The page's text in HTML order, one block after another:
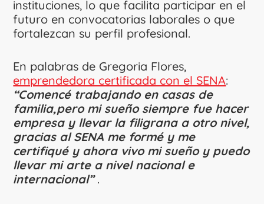
instituciones, lo que facilita participar en el
futuro en convocatorias laborales o que
fortalezcan su perfil profesional.
En palabras de Gregoria Flores,
emprendedora certificada con el SENA:
“Comencé trabajando en casas de
familia,pero mi sueño siempre fue hacer
empresa y llevar la filigrana a otro nivel,
gracias al SENA me formé y me
certifiqué y ahora vivo mi sueño y puedo
llevar mi arte a nivel nacional e
internacional”.